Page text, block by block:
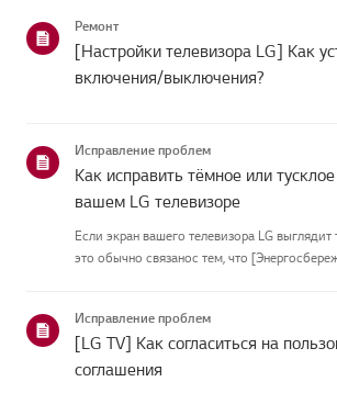
Ремонт
[Настройки телевизора LG] Как
включения/выключения?
Исправление проблем
Как исправить тёмное или
вашем LG телевизоре
Если экран вашего телевизора LG
это обычно связанос тем, что
Исправление проблем
[LG TV] Как согласиться на
соглашения